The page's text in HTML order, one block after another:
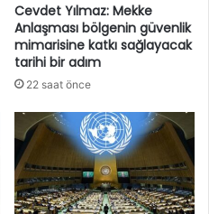
Cevdet Yılmaz: Mekke
Anlaşması bölgenin güvenlik
mimarisine katkı sağlayacak
tarihi bir adım
22 saat önce